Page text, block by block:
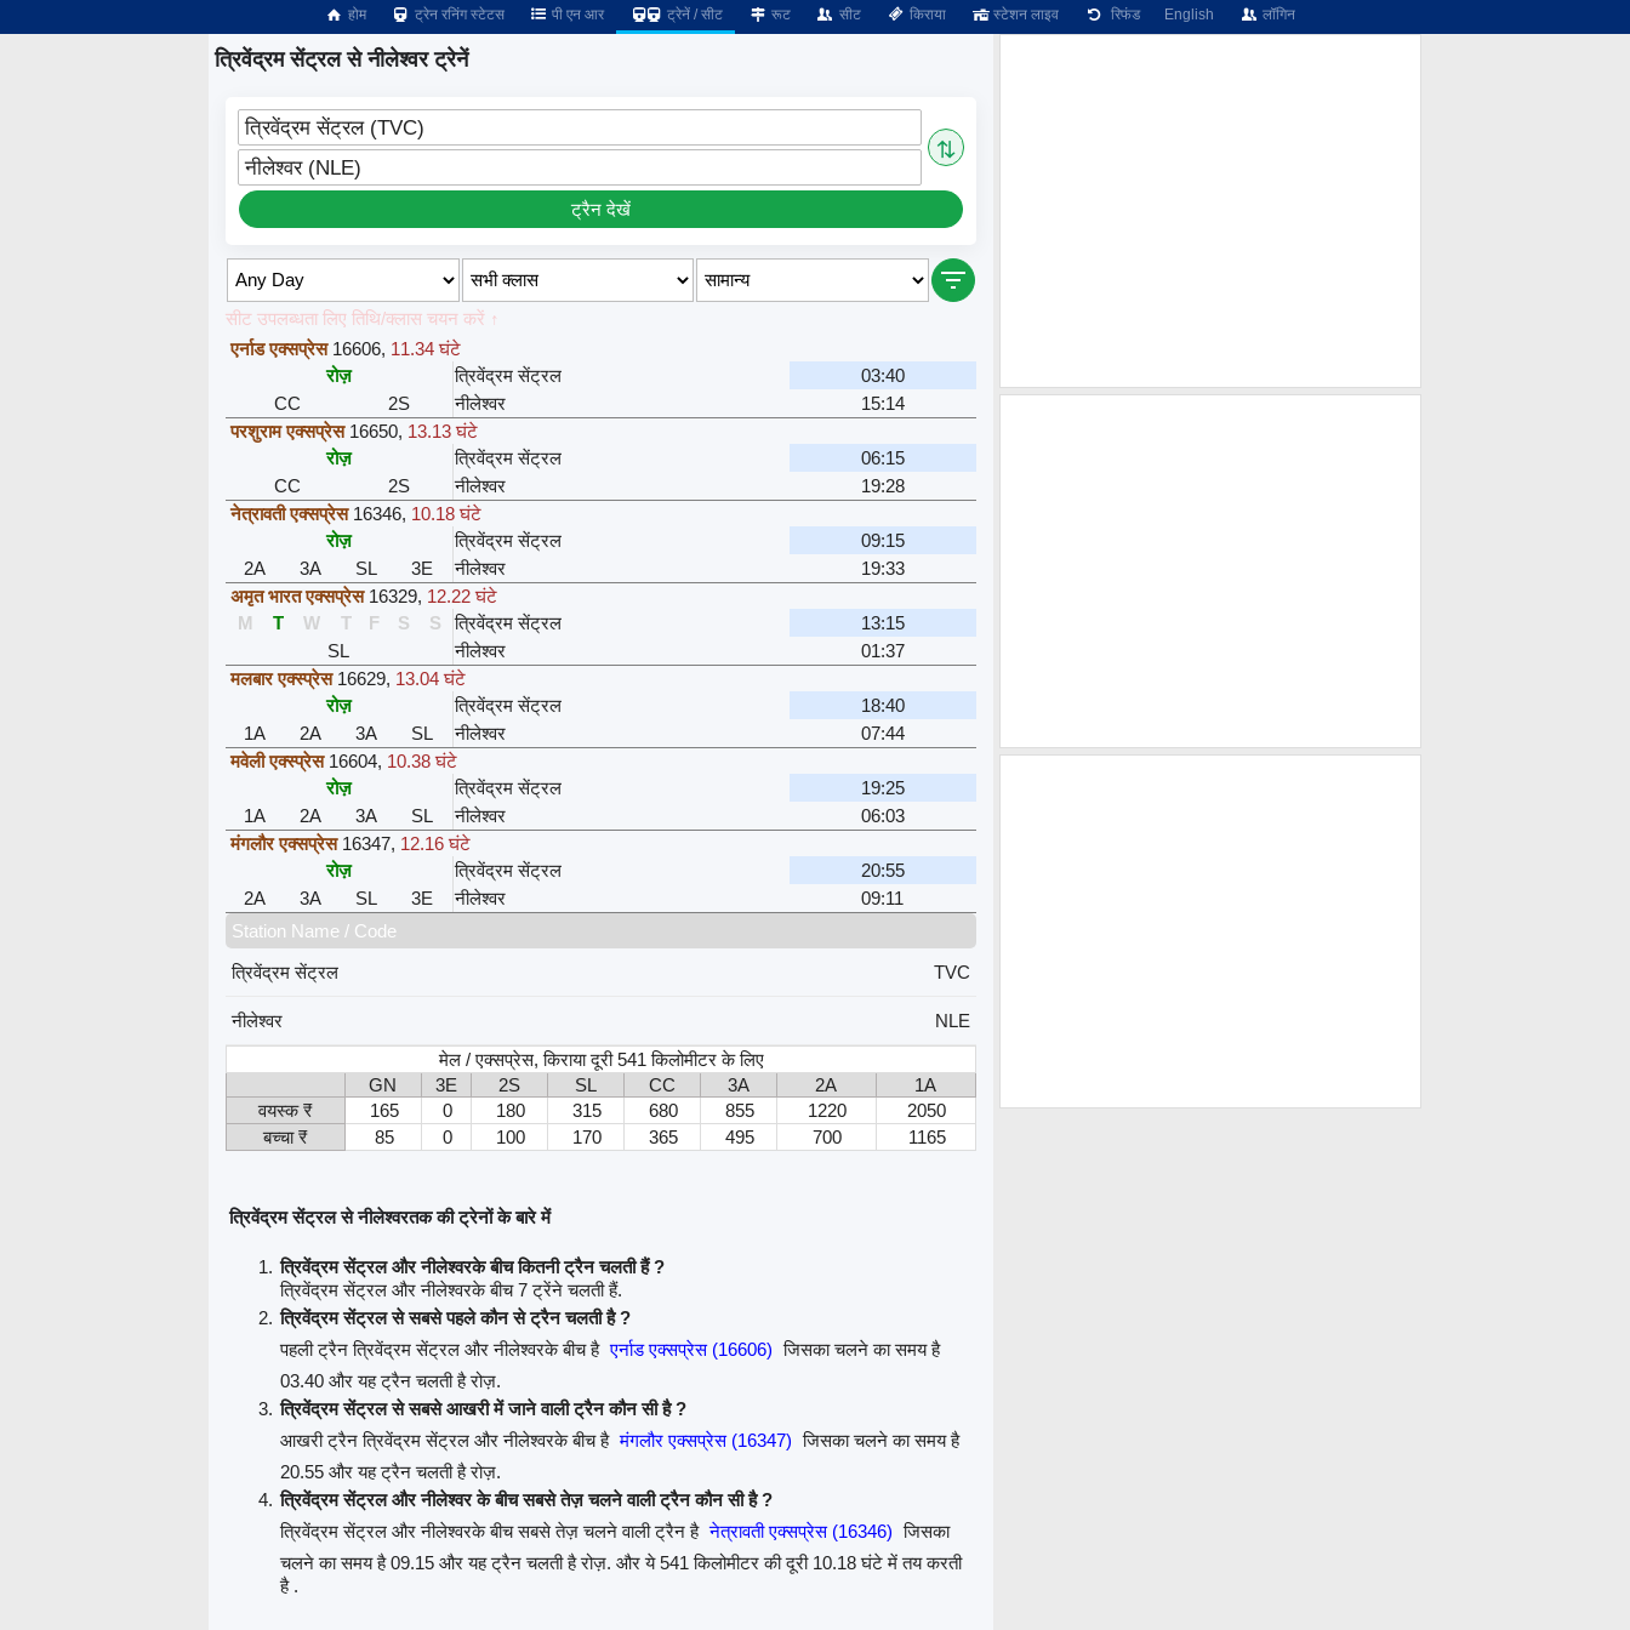
होम ट्रेन रनिंग स्टेटस पी एन आर ट्रेनें / सीट रूट सीट किराया स्टेशन लाइव रिफंड English लॉगिन
त्रिवेंद्रम सेंट्रल से नीलेश्वर ट्रेनें
त्रिवेंद्रम सेंट्रल (TVC)
⇅
नीलेश्वर (NLE)
ट्रैन देखें
सीट उपलब्धता लिए तिथि/क्लास चयन करें ↑
एर्नाड एक्सप्रेस 16606, 11.34 घंटे
रोज़
त्रिवेंद्रम सेंट्रल
03:40
CC
2S नीलेश्वर
15:14
परशुराम एक्सप्रेस 16650, 13.13 घंटे
रोज़
त्रिवेंद्रम सेंट्रल
06:15
CC
2S नीलेश्वर
19:28
नेत्रावती एक्सप्रेस 16346, 10.18 घंटे
रोज़
त्रिवेंद्रम सेंट्रल
09:15
2A
3A SL 3E नीलेश्वर
19:33
अमृत भारत एक्सप्रेस 16329, 12.22 घंटे
M
T W T F S S त्रिवेंद्रम सेंट्रल
13:15
SL
नीलेश्वर
01:37
मलबार एक्स्प्रेस 16629, 13.04 घंटे
रोज़
त्रिवेंद्रम सेंट्रल
18:40
1A
2A 3A SL नीलेश्वर
07:44
मवेली एक्स्प्रेस 16604, 10.38 घंटे
रोज़
त्रिवेंद्रम सेंट्रल
19:25
1A
2A 3A SL नीलेश्वर
06:03
मंगलौर एक्सप्रेस 16347, 12.16 घंटे
रोज़
त्रिवेंद्रम सेंट्रल
20:55
2A
3A SL 3E नीलेश्वर
09:11
Station Name / Code
त्रिवेंद्रम सेंट्रल
TVC
नीलेश्वर
NLE
मेल / एक्सप्रेस, किराया दूरी 541 किलोमीटर के लिए
GN
3E 2S SL CC 3A 2A
1A
वयस्क ₹
165 0 180 315 680 855 1220
2050
बच्चा ₹
85 0 100 170 365 495 700 1165
त्रिवेंद्रम सेंट्रल से नीलेश्वरतक की ट्रेनों के बारे में
त्रिवेंद्रम सेंट्रल और नीलेश्वरके बीच कितनी ट्रैन चलती हैं ?
त्रिवेंद्रम सेंट्रल और नीलेश्वरके बीच 7 ट्रेंने चलती हैं.
त्रिवेंद्रम सेंट्रल से सबसे पहले कौन से ट्रैन चलती है ?
पहली ट्रैन त्रिवेंद्रम सेंट्रल और नीलेश्वरके बीच है एर्नाड एक्सप्रेस (16606) जिसका चलने का समय है
03.40 और यह ट्रैन चलती है रोज़.
त्रिवेंद्रम सेंट्रल से सबसे आखरी में जाने वाली ट्रैन कौन सी है ?
आखरी ट्रैन त्रिवेंद्रम सेंट्रल और नीलेश्वरके बीच है मंगलौर एक्सप्रेस (16347) जिसका चलने का समय है
20.55 और यह ट्रैन चलती है रोज़.
त्रिवेंद्रम सेंट्रल और नीलेश्वर के बीच सबसे तेज़ चलने वाली ट्रैन कौन सी है ?
त्रिवेंद्रम सेंट्रल और नीलेश्वरके बीच सबसे तेज़ चलने वाली ट्रैन है नेत्रावती एक्सप्रेस (16346) जिसका
चलने का समय है 09.15 और यह ट्रैन चलती है रोज़. और ये 541 किलोमीटर की दूरी 10.18 घंटे में तय करती
है .